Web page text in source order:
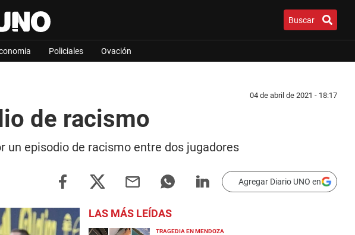
Buscar
Policiales Ovación
04 de abril de 2021 - 18:17
de racismo
un episodio de racismo entre dos jugadores
Agregar Diario UNO en
LAS MÁS LEÍDAS
TRAGEDIA EN MENDOZA